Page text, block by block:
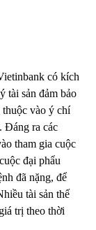
có kích
tài sản đảm bảo
vào ý chí
Đáng ra các
tham gia cuộc
đại phẩu
đã nặng, để
tài sản thế
trị theo thời